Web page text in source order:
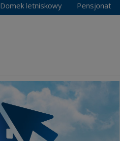
Domek letniskowy Pensjonat